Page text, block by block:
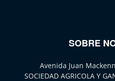
SOBRE
Avenida Juan
SOCIEDAD AGRICOLA Y